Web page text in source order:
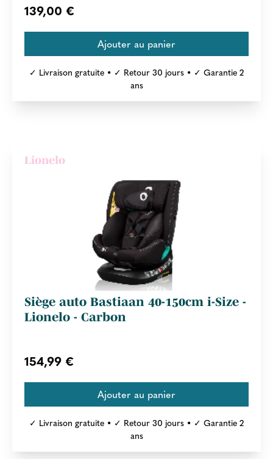
139,00 €
✓ Livraison gratuite • ✓ Retour 30 jours • ✓ Garantie 2
ans
Lionelo
Siège auto Bastiaan 40-150cm i-Size -
Lionelo - Carbon
154,99 €
✓ Livraison gratuite • ✓ Retour 30 jours • ✓ Garantie 2
ans